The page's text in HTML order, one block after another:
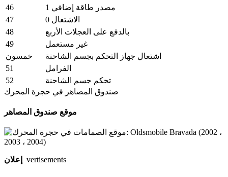
46
مصدر طاقة إضافي 1
47
الاشتعال 0
48
بالدفع على العجلات الأربع
49
غير مستعمل
خمسون
اشتعال جهاز التحكم بجسم الشاحنة
51
الفرامل
52
تحكم جسم الشاحنة
صندوق المصاهر في حجرة المحرك
موقع صندوق المصاهر
إعلان vertisements